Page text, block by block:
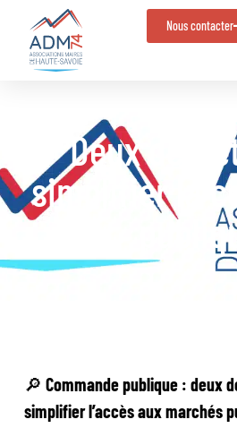
Nous contacter
Deux
simplifier la
🔎 Commande publique : deux
simplifier l’accès aux marchés
Panneau de gestion des cookies